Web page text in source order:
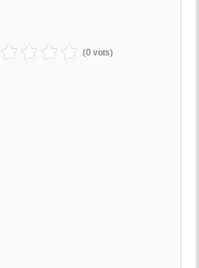
(0 vots)